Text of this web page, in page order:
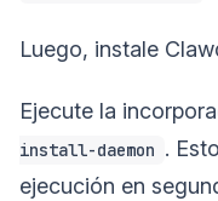
Luego, instale
Ejecute la
install-daemon .
ejecución en